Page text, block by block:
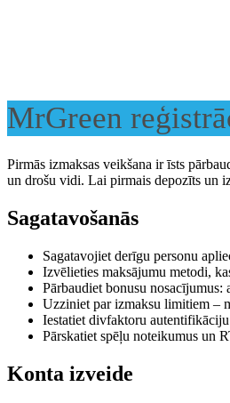
MrGreen
Pirmās izmaksas veikšana ir īsts
un drošu vidi. Lai pirmais depozīts un
Sagatavošanās
Sagatavojiet derīgu personu
Izvēlieties maksājumu metodi,
Pārbaudiet bonusu
Uzziniet par izmaksu limitiem –
Iestatiet divfaktoru
Pārskatiet spēļu noteikumus un
Konta izveide